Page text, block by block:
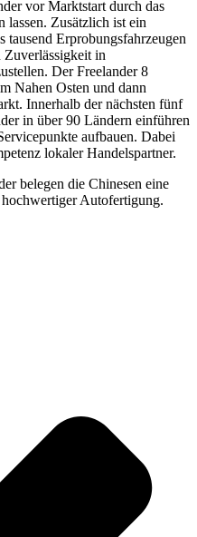
vor Marktstart durch das
Zusätzlich ist ein
tausend Erprobungsfahrzeugen
Zuverlässigkeit in
Der Freelander 8
Nahen Osten und dann
Innerhalb der nächsten fünf
in über 90 Ländern einführen
aufbauen. Dabei
lokaler Handelspartner.
belegen die Chinesen eine
hochwertiger Autofertigung.